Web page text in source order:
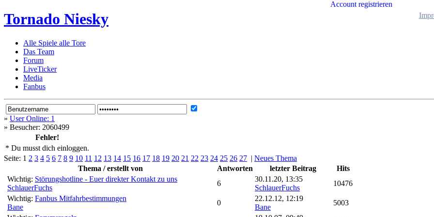
Tornado Niesky
Alle Spiele alle Tore
Das Team
Forum
LiveTicker
Media
Fanbus
Account registrieren
» User Online: 1
» Besucher: 2060499
Fehler!
* Du musst dich einloggen.
Seite: 1 2 3 4 5 6 7 8 9 10 11 12 13 14 15 16 17 18 19 20 21 22 23 24 25 26 27 | Neues Thema
Thema / erstellt von
Antworten letzter Beitrag
Hits
Wichtig: Störungshotline - Euer direkter Kontakt zu uns
SchlauerFuchs
6
30.11.20, 13:35
SchlauerFuchs
10476
Wichtig: Fanbus Mitfahrbestimmungen
Bane
0
22.12.12, 12:19
Bane
5003